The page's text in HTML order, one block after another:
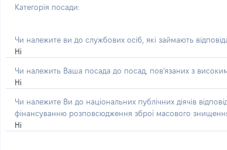
Категорія посади:
Чи належите ви до службових осіб, які займають
Ні
Чи належить Ваша посада до посад, пов'язаних з високим
Ні
Чи належите Ви до національних публічних діячів
фінансуванню розповсюдження зброї масового
Ні